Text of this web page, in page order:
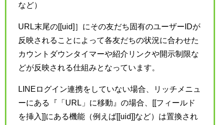
など）
URL末尾の[[uid]］にその友だち固有のユーザーIDが
反映されることによって各友だちの状況に合わせた
カウントダウンタイマーや紹介リンクや開示制限な
どが反映される仕組みとなっています。
LINEログイン連携をしていない場合、リッチメニュ
ーにある『「URL」に移動』の場合、[[フィールド
を挿入]]にある機能（例えば[[uid]]など）は置換され